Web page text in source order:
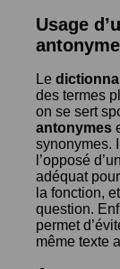
Usage
Le
des termes
on se sert
antonymes
synonymes.
l’opposé
adéquat
la fonction,
question.
permet
même texte